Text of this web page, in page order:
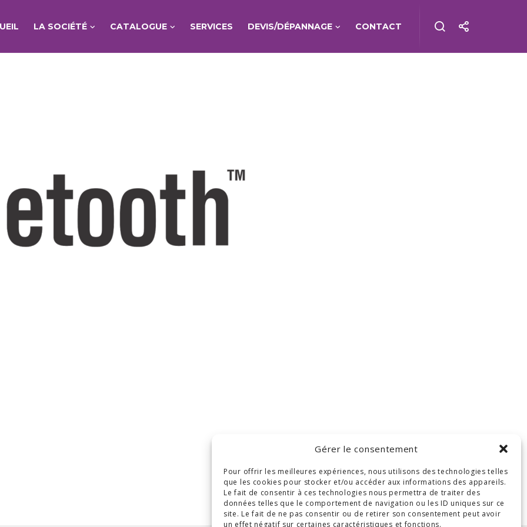
Gérer le consentement
Pour offrir les meilleures expériences, nous utilisons des technologies telles
que les cookies pour stocker et/ou accéder aux informations des appareils.
Le fait de consentir à ces technologies nous permettra de traiter des
données telles que le comportement de navigation ou les ID uniques sur ce
site. Le fait de ne pas consentir ou de retirer son consentement peut avoir
un effet négatif sur certaines caractéristiques et fonctions.
LA SOCIÉTÉ CATALOGUE SERVICES DEVIS/DÉPANNAGE CONTACT